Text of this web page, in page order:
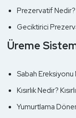
Prezervatif Nedir?
Geciktirici
Üreme
Sabah
Kısırlık Nedir?
Yumurtlama